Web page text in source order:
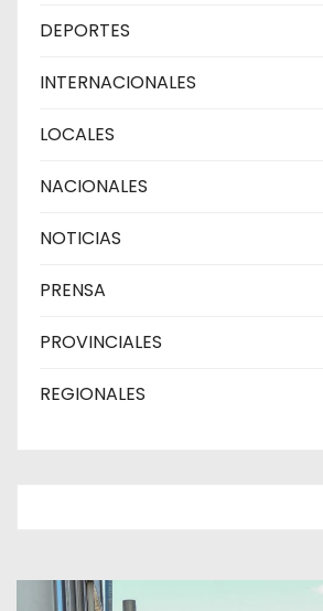
DEPORTES
INTERNACIONALES
LOCALES
NACIONALES
NOTICIAS
PRENSA
PROVINCIALES
REGIONALES